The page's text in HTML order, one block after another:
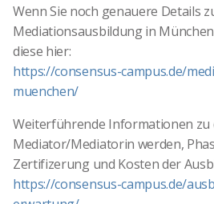
Wenn Sie noch genauere Details
Mediationsausbildung in
diese hier:
https://consensus-campus.de/
muenchen/
Weiterführende Informationen zu
Mediator/Mediatorin werden,
Zertifizerung und Kosten der
https://consensus-campus.de/